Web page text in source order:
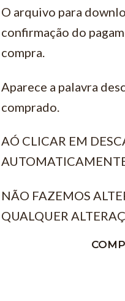
O arquivo para
confirmação do
compra.
Aparece a palavra
comprado.
AÓ CLICAR EM
NÃO FAZEMOS
QUALQUER